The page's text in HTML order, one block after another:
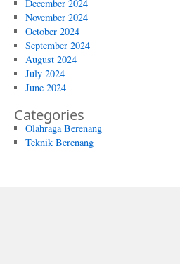
December 2024
November 2024
October 2024
September 2024
August 2024
July 2024
June 2024
Categories
Olahraga Berenang
Teknik Berenang